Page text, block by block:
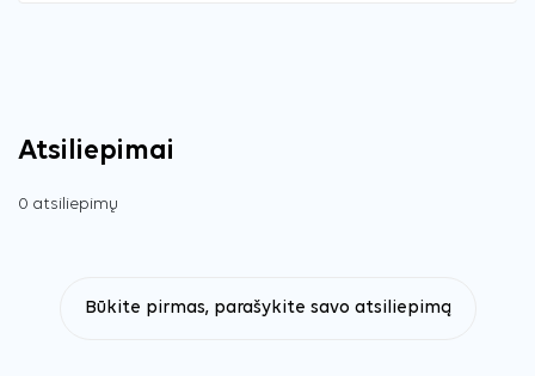
Atsiliepimai
0 atsiliepimų
Būkite pirmas, parašykite savo atsiliepimą